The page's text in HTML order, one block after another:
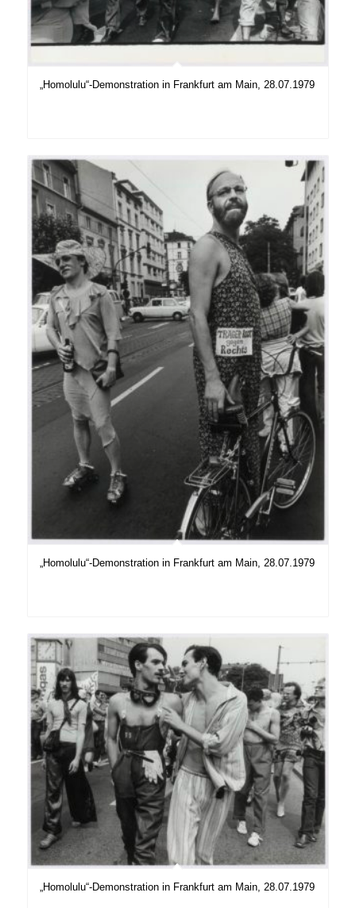
„Homolulu“-Demonstration in Frankfurt am Main, 28.07.1979
„Homolulu“-Demonstration in Frankfurt am Main, 28.07.1979
„Homolulu“-Demonstration in Frankfurt am Main, 28.07.1979